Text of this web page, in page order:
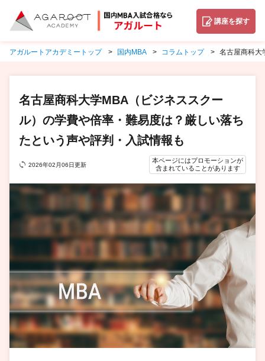
講座を探す
アガルートアカデミートップ 国内MBA コラムトップ 名古屋商科大
名古屋商科大学MBA（ビジネススクー
ル）の学費や倍率・難易度は？厳しい落ち
たという声や評判・入試情報も
2026年02月06日更新
本ページにはプロモーションが
含まれていることがあります